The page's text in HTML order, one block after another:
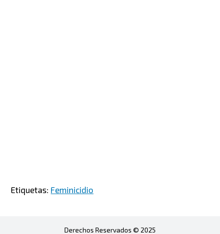
Etiquetas: Feminicidio
Derechos Reservados © 2025